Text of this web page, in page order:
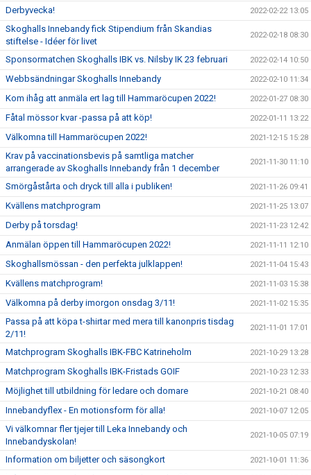
Derbyvecka! 2022-02-22 13:05
Skoghalls Innebandy fick Stipendium från Skandias
stiftelse - Idéer för livet
2022-02-18 08:30
Sponsormatchen Skoghalls IBK vs. Nilsby IK 23 februari 2022-02-14 10:50
Webbsändningar Skoghalls Innebandy 2022-02-10 11:34
Kom ihåg att anmäla ert lag till Hammaröcupen 2022! 2022-01-27 08:30
Fåtal mössor kvar -passa på att köp! 2022-01-11 13:22
Välkomna till Hammaröcupen 2022! 2021-12-15 15:28
Krav på vaccinationsbevis på samtliga matcher
arrangerade av Skoghalls Innebandy från 1 december
2021-11-30 11:10
Smörgåstårta och dryck till alla i publiken! 2021-11-26 09:41
Kvällens matchprogram 2021-11-25 13:07
Derby på torsdag! 2021-11-23 12:42
Anmälan öppen till Hammaröcupen 2022! 2021-11-11 12:10
Skoghallsmössan - den perfekta julklappen! 2021-11-04 15:43
Kvällens matchprogram! 2021-11-03 15:38
Välkomna på derby imorgon onsdag 3/11! 2021-11-02 15:35
Passa på att köpa t-shirtar med mera till kanonpris tisdag
2/11!
2021-11-01 17:01
Matchprogram Skoghalls IBK-FBC Katrineholm 2021-10-29 13:28
Matchprogram Skoghalls IBK-Fristads GOIF 2021-10-23 12:33
Möjlighet till utbildning för ledare och domare 2021-10-21 08:40
Innebandyflex - En motionsform för alla! 2021-10-07 12:05
Vi välkomnar fler tjejer till Leka Innebandy och
Innebandyskolan!
2021-10-05 07:19
Information om biljetter och säsongkort 2021-10-01 11:36